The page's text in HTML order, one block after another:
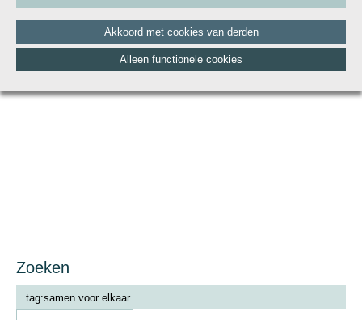
Akkoord met cookies van derden
Alleen functionele cookies
Zoeken